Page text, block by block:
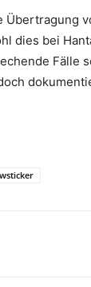
Übertragung
dies bei
Fälle